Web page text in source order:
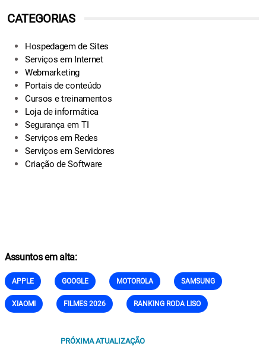
CATEGORIAS
Hospedagem de Sites
Serviços em Internet
Webmarketing
Portais de conteúdo
Cursos e treinamentos
Loja de informática
Segurança em TI
Serviços em Redes
Serviços em Servidores
Criação de Software
Assuntos em alta:
APPLE GOOGLE MOTOROLA SAMSUNG
XIAOMI FILMES 2026 RANKING RODA LISO
PRÓXIMA ATUALIZAÇÃO